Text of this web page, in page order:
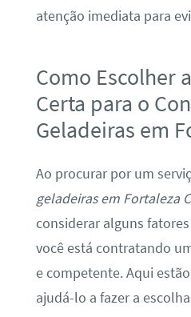
atenção imediata para
Como Escolher
Certa para o
Geladeiras em
Ao procurar por um
geladeiras em Fortaleza
considerar alguns
você está contratando
e competente. Aqui
ajudá-lo a fazer a